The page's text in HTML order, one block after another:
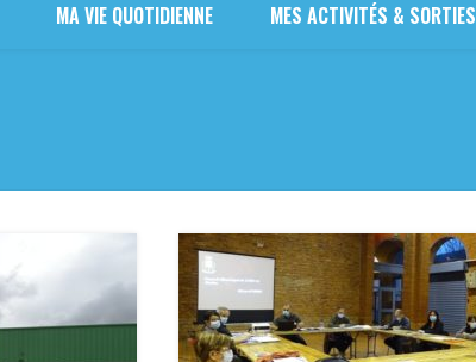
MA VIE QUOTIDIENNE MES ACTIVITÉS & SORTIES